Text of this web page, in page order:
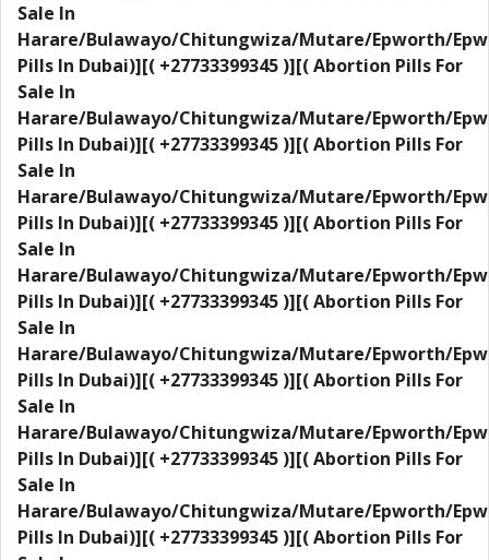
Sale In
Harare/Bulawayo/Chitungwiza/Mutare/Epworth/
Pills In Dubai)][( +27733399345 )][( Abortion Pills For
Sale In
Harare/Bulawayo/Chitungwiza/Mutare/Epworth/
Pills In Dubai)][( +27733399345 )][( Abortion Pills For
Sale In
Harare/Bulawayo/Chitungwiza/Mutare/Epworth/
Pills In Dubai)][( +27733399345 )][( Abortion Pills For
Sale In
Harare/Bulawayo/Chitungwiza/Mutare/Epworth/
Pills In Dubai)][( +27733399345 )][( Abortion Pills For
Sale In
Harare/Bulawayo/Chitungwiza/Mutare/Epworth/
Pills In Dubai)][( +27733399345 )][( Abortion Pills For
Sale In
Harare/Bulawayo/Chitungwiza/Mutare/Epworth/
Pills In Dubai)][( +27733399345 )][( Abortion Pills For
Sale In
Harare/Bulawayo/Chitungwiza/Mutare/Epworth/
Pills In Dubai)][( +27733399345 )][( Abortion Pills For